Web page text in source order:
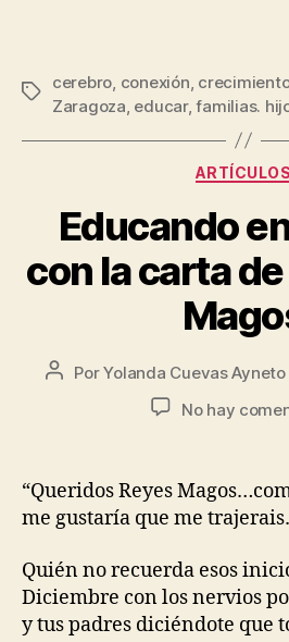
cerebro, conexión,
Zaragoza, educar,familias.
ARTÍCULOS
Educando
con la carta
PorYolanda Cuevas Ayneto
No hay
“Queridos Reyes
me gustaría que me
Quién no recuerda esos
Diciembre con los nervios
y tus padres diciéndote que